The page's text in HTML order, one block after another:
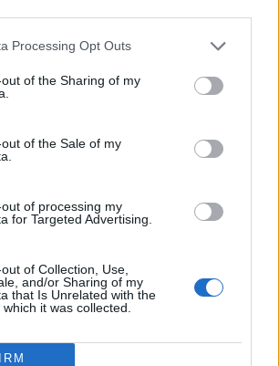
Processing Opt Outs
of the Sharing of my
of the Sale of my
of processing my
for Targeted Advertising.
of Collection, Use,
and/or Sharing of my
that Is Unrelated with the
it was collected.
emléke előtt
a
helyi rendőrök